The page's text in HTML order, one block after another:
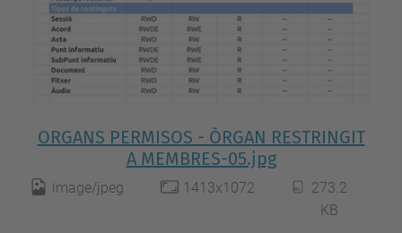
ORGANS PERMISOS - ÒRGAN RESTRINGIT
A MEMBRES-05.jpg
image/jpeg 1413x1072
273.2
KB